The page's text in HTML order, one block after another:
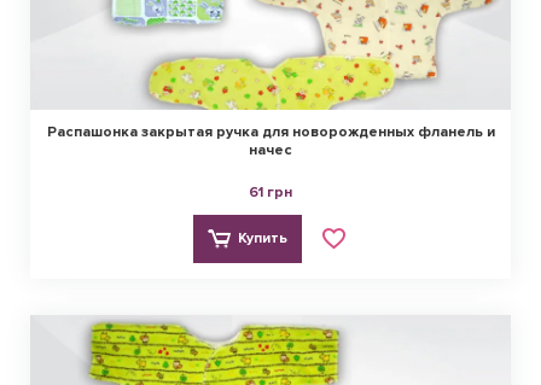
Распашонка закрытая ручка для новорожденных фланель и
начес
61 грн
Купить